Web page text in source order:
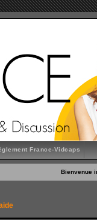
France-Vidcaps
Bienvenue